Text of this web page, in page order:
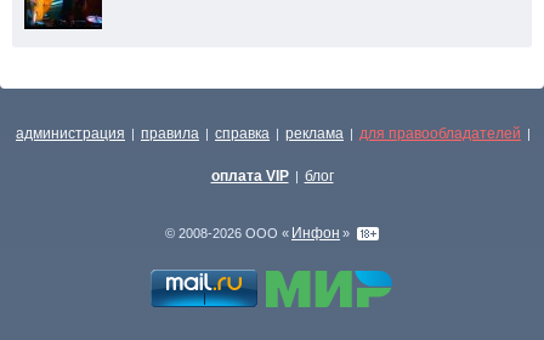
администрация | правила | справка | реклама | для правообладателей |
оплата VIP | блог
© 2008-2026 ООО « Инфон »